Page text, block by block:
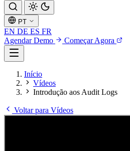
PT
EN DE ES FR
Agendar Demo
Começar Agora
Início
Vídeos
Introdução aos Audit Logs
Voltar para Vídeos